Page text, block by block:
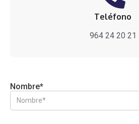
Teléfono
964 24 20 21
Nombre*